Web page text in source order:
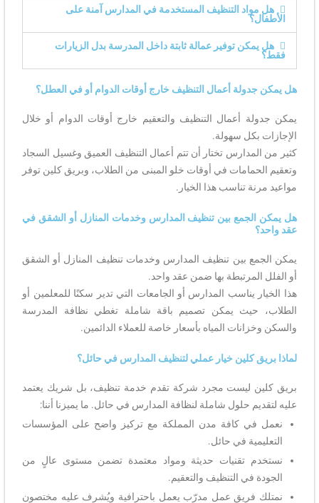
هل مواد التنظيف المستخدمة في المدارس آمنة على
الأطفال؟
هل يمكن توفير عمالة ثابتة داخل المدرسة بدل الزيارات
فقط؟
هل يمكن جدولة أعمال التنظيف خارج أوقات الدوام أو في العطل؟
يمكن جدولة أعمال التنظيف والتعقيم خارج أوقات الدوام أو خلال
الإجازات بكل سهولة.
كثير من المدارس تختار أن تتم أعمال التنظيف العميق وغسيل السجاد
وتعقيم الحمامات في أوقات خلو المبنى من الطلاب، وبريق كلين توفر
مواعيد مرنة تناسب هذا الخيار.
هل يمكن الجمع بين تنظيف المدارس وخدمات المنازل أو الشقق في
عقد واحد؟
يمكن الجمع بين تنظيف المدارس وخدمات تنظيف المنازل أو الشقق
أو الفلل المرتبطة بها ضمن عقد واحد.
هذا الخيار يناسب المدارس أو الجامعات التي تدير سكنًا للمعلمين أو
الطلاب، حيث يمكن تصميم باقة شاملة تغطي نظافة المدرسة
والسكن وخزانات المياه بأسعار خاصة للعملاء الدائمين.
لماذا بريق كلين خيار عملي لتنظيف المدارس في حائل؟
بريق كلين ليست مجرد شركة تقدم خدمة تنظيف، بل شريك يعتمد
عليه لتقديم حلول شاملة لنظافة المدارس في حائل. ما يميزنا أننا:
نعمل في كافة مدن المملكة مع تركيز واضح على المؤسسات
التعليمية في حائل.
نستخدم تقنيات حديثة ومواد معتمدة تضمن مستوى عالٍ من
الجودة في التنظيف والتعقيم.
نمتلك فريق عمل مدرّب يعمل باحترافية ويُشرف عليه مختصون